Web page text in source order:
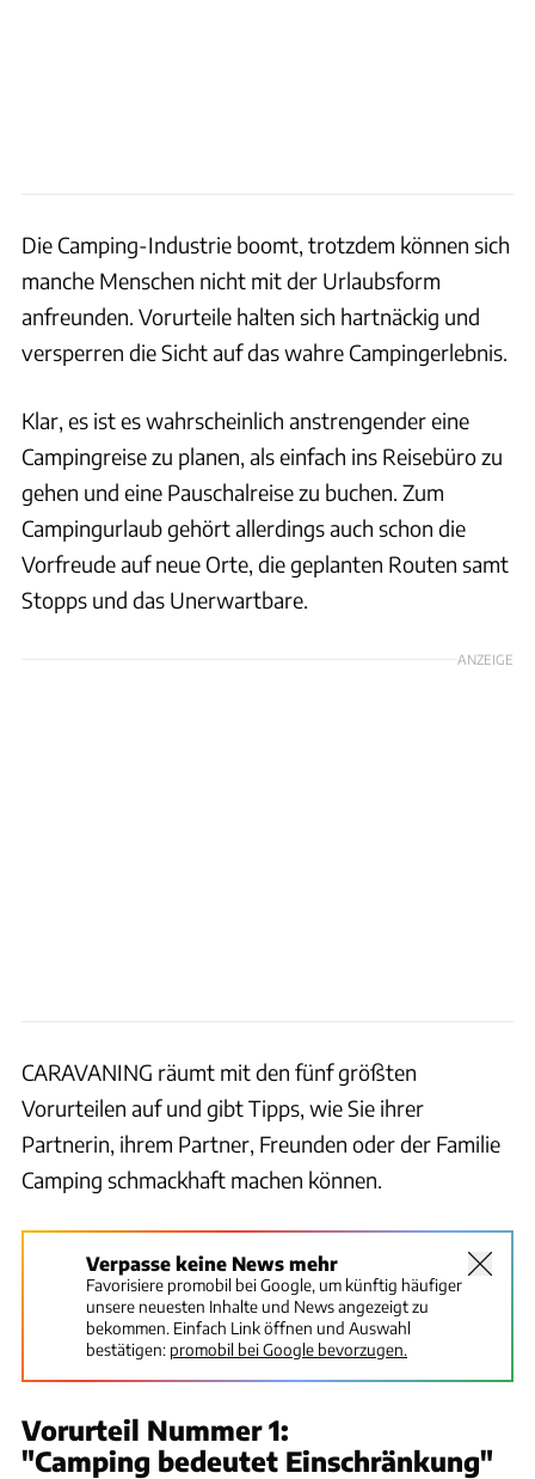
Die Camping-Industrie boomt, trotzdem können sich
manche Menschen nicht mit der Urlaubsform
anfreunden. Vorurteile halten sich hartnäckig und
versperren die Sicht auf das wahre Campingerlebnis.
Klar, es ist es wahrscheinlich anstrengender eine
Campingreise zu planen, als einfach ins Reisebüro zu
gehen und eine Pauschalreise zu buchen. Zum
Campingurlaub gehört allerdings auch schon die
Vorfreude auf neue Orte, die geplanten Routen samt
Stopps und das Unerwartbare.
ANZEIGE
CARAVANING räumt mit den fünf größten
Vorurteilen auf und gibt Tipps, wie Sie ihrer
Partnerin, ihrem Partner, Freunden oder der Familie
Camping schmackhaft machen können.
Verpasse keine News mehr
Favorisiere promobil bei Google, um künftig häufiger
unsere neuesten Inhalte und News angezeigt zu
bekommen. Einfach Link öffnen und Auswahl
bestätigen: promobil bei Google bevorzugen.
Vorurteil Nummer 1:
"Camping bedeutet Einschränkung"